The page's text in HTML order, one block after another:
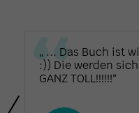
„ ... die
wohlbehalten
begeistert!
Vielen Dank